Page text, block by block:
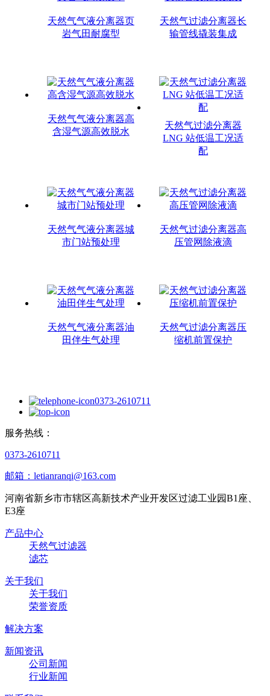
天然气气液分离器页
岩气田耐腐型
天然气过滤分离器长
输管线撬装集成
天然气气液分离器高
含湿气源高效脱水
天然气过滤分离器
LNG 站低温工况适
配
天然气气液分离器城
市门站预处理
天然气过滤分离器高
压管网除液滴
天然气气液分离器油
田伴生气处理
天然气过滤分离器压
缩机前置保护
0373-2610711
服务热线：
0373-2610711
邮箱：letianranqi@163.com
河南省新乡市市辖区高新技术产业开发区过滤工业园B1座、
E3座
产品中心
天然气过滤器
滤芯
关于我们
关于我们
荣誉资质
解决方案
新闻资讯
公司新闻
行业新闻